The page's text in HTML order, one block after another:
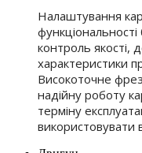
Налаштування
контроль якості,
характеристики
Високоточне
надійну роботу
терміну
використовувати